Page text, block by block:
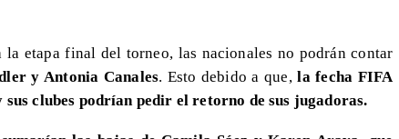
la etapa final del torneo, las nacionales no podrán contar
y Antonia Canales. Esto debido a que,la fecha FIFA
clubes podrían pedir el retorno de sus jugadoras.